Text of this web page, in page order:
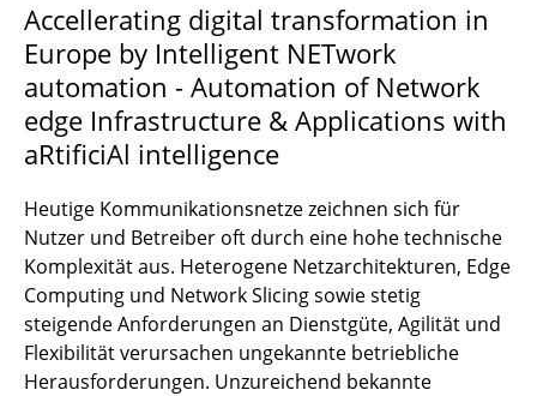
Accellerating digital transformation in
Europe by Intelligent NETwork
automation - Automation of Network
edge Infrastructure & Applications with
aRtificiAl intelligence
Heutige Kommunikationsnetze zeichnen sich für
Nutzer und Betreiber oft durch eine hohe technische
Komplexität aus. Heterogene Netzarchitekturen, Edge
Computing und Network Slicing sowie stetig
steigende Anforderungen an Dienstgüte, Agilität und
Flexibilität verursachen ungekannte betriebliche
Herausforderungen. Unzureichend bekannte